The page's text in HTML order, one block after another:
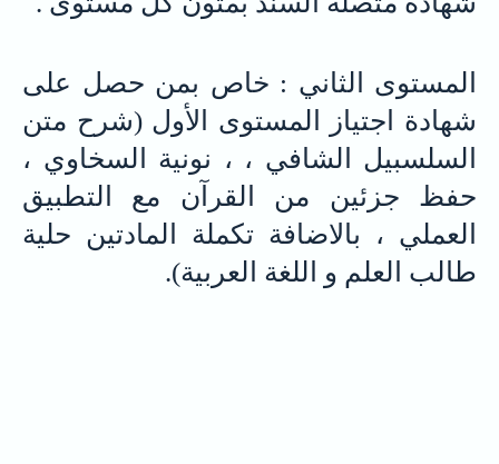
المستوى الثاني : خاص بمن حصل على
شهادة اجتياز المستوى الأول (شرح متن
السلسبيل الشافي ، ، نونية السخاوي ،
حفظ جزئين من القرآن مع التطبيق
العملي ، بالاضافة تكملة المادتين حلية
طالب العلم و اللغة العربية).